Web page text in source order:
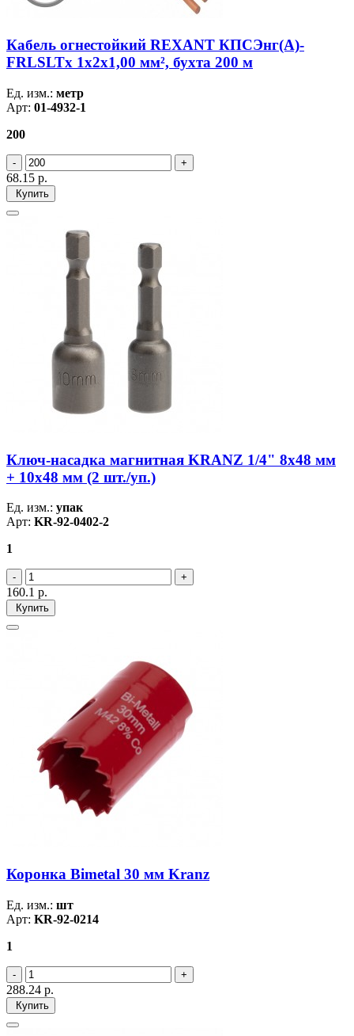
Кабель огнестойкий REXANT КПСЭнг(А)-
FRLSLTx 1x2x1,00 мм², бухта 200 м
Ед. изм.: метр
Арт: 01-4932-1
200
68.15 р.
Купить
Ключ-насадка магнитная KRANZ 1/4" 8х48 мм
+ 10х48 мм (2 шт./уп.)
Ед. изм.: упак
Арт: KR-92-0402-2
1
160.1 р.
Купить
Коронка Bimetal 30 мм Kranz
Ед. изм.: шт
Арт: KR-92-0214
1
288.24 р.
Купить